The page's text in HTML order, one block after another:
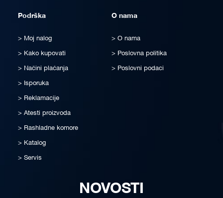
Podrška
Moj nalog
Kako kupovati
Načini plaćanja
Isporuka
Reklamacije
Atesti proizvoda
Rashladne komore
Katalog
Servis
O nama
O nama
Poslovna politika
Poslovni podaci
NOVOSTI